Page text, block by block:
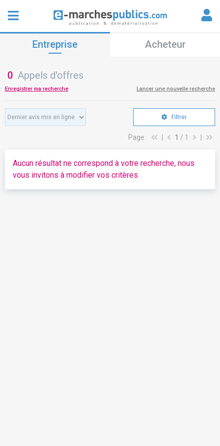
Entreprise Acheteur
0 Appels d'offres
Enregistrer ma recherche Lancer une nouvelle recherche
Filtrer
Page : 1 / 1
Aucun résultat ne correspond à votre recherche, nous
vous invitons à modifier vos critères.